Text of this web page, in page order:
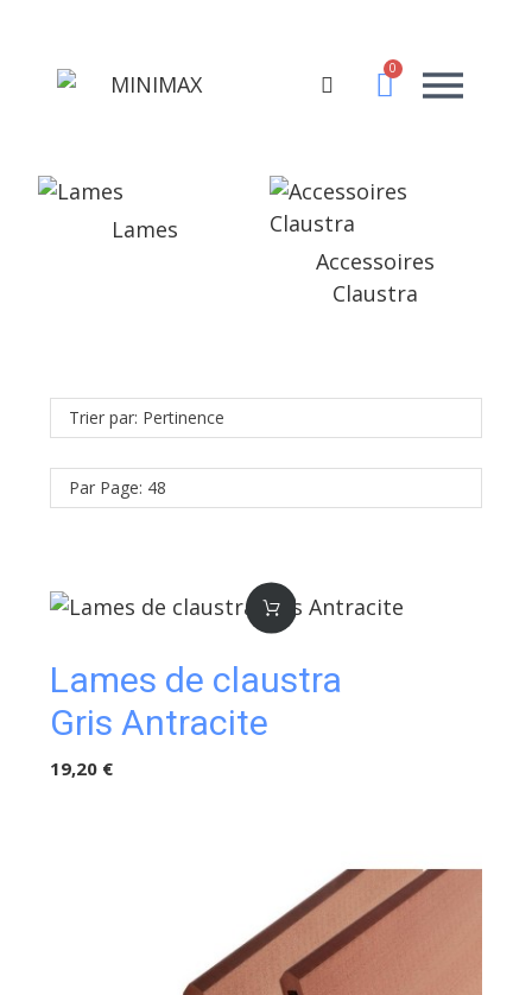
Lames
Accessoires
Claustra
Trier par: Pertinence
Par Page: 48
Lames de claustra
Gris Antracite
19,20 €